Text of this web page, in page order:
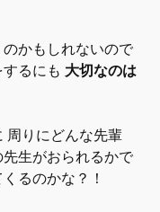
かもしれないので
るにも 大切なのは
周りにどんな先輩
生がおられるかで
るのかな？！